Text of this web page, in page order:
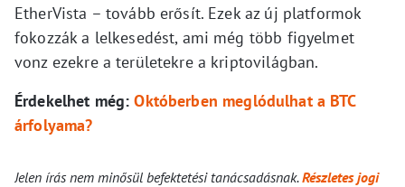
EtherVista – tovább erősít. Ezek az új platformok
fokozzák a lelkesedést, ami még több figyelmet
vonz ezekre a területekre a kriptovilágban.
Érdekelhet még: Októberben meglódulhat a BTC
árfolyama?
Jelen írás nem minősül befektetési tanácsadásnak.Részletes jogi